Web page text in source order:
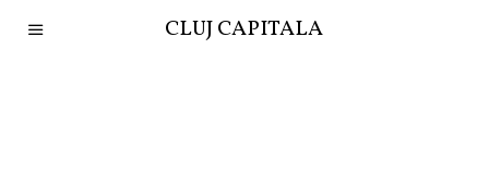
CLUJ CAPITALA